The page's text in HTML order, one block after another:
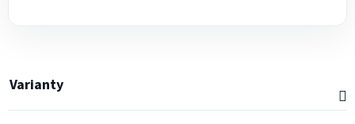
Varianty